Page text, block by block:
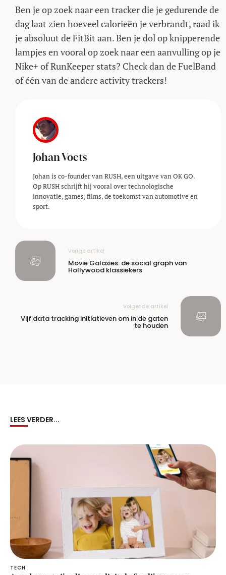
Ben je op zoek naar een tracker die je gedurende de
dag laat zien hoeveel calorieën je verbrandt, raad ik
je absoluut de FitBit aan. Ben je dol op knipperende
lampjes en vooral op zoek naar een aanvulling op je
Nike+ of RunKeeper stats? Check dan de FuelBand
of één van de andere activity trackers!
Johan Voets
Johan is co-founder van RUSH, een uitgave van OK GO.
Op RUSH schrijft hij vooral over technologische
innovatie, games, films, de toekomst van automotive en
sport.
Vorige artikel
Movie Galaxies: de social graph van
Hollywood klassiekers
Volgende artikel
Vijf data tracking initiatieven om in de gaten
te houden
LEES VERDER...
TECH